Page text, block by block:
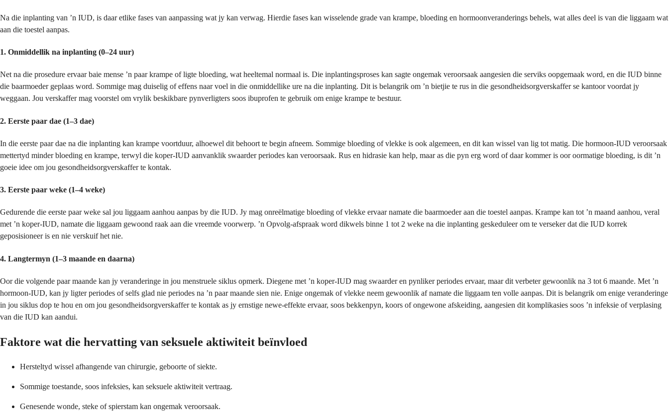
Na die inplanting van ʼn IUD, is daar etlike fases van aanpassing wat jy kan verwag. Hierdie fases kan wisselende grade van krampe, bloeding en hormoonveranderings behels, wat alles deel is van die liggaam wat
aan die toestel aanpas.
1. Onmiddellik na inplanting (0–24 uur)
Net na die prosedure ervaar baie mense ʼn paar krampe of ligte bloeding, wat heeltemal normaal is. Die inplantingsproses kan sagte ongemak veroorsaak aangesien die serviks oopgemaak word, en die IUD binne
die baarmoeder geplaas word. Sommige mag duiselig of effens naar voel in die onmiddellike ure na die inplanting. Dit is belangrik om ʼn bietjie te rus in die gesondheidsorgverskaffer se kantoor voordat jy
weggaan. Jou verskaffer mag voorstel om vrylik beskikbare pynverligters soos ibuprofen te gebruik om enige krampe te bestuur.
2. Eerste paar dae (1–3 dae)
In die eerste paar dae na die inplanting kan krampe voortduur, alhoewel dit behoort te begin afneem. Sommige bloeding of vlekke is ook algemeen, en dit kan wissel van lig tot matig. Die hormoon-IUD veroorsaak
mettertyd minder bloeding en krampe, terwyl die koper-IUD aanvanklik swaarder periodes kan veroorsaak. Rus en hidrasie kan help, maar as die pyn erg word of daar kommer is oor oormatige bloeding, is dit ʼn
goeie idee om jou gesondheidsorgverskaffer te kontak.
3. Eerste paar weke (1–4 weke)
Gedurende die eerste paar weke sal jou liggaam aanhou aanpas by die IUD. Jy mag onreëlmatige bloeding of vlekke ervaar namate die baarmoeder aan die toestel aanpas. Krampe kan tot ʼn maand aanhou, veral
met ʼn koper-IUD, namate die liggaam gewoond raak aan die vreemde voorwerp. ʼn Opvolg-afspraak word dikwels binne 1 tot 2 weke na die inplanting geskeduleer om te verseker dat die IUD korrek
geposisioneer is en nie verskuif het nie.
4. Langtermyn (1–3 maande en daarna)
Oor die volgende paar maande kan jy veranderinge in jou menstruele siklus opmerk. Diegene met ʼn koper-IUD mag swaarder en pynliker periodes ervaar, maar dit verbeter gewoonlik na 3 tot 6 maande. Met ʼn
hormoon-IUD, kan jy ligter periodes of selfs glad nie periodes na ʼn paar maande sien nie. Enige ongemak of vlekke neem gewoonlik af namate die liggaam ten volle aanpas. Dit is belangrik om enige veranderinge
in jou siklus dop te hou en om jou gesondheidsorgverskaffer te kontak as jy ernstige newe-effekte ervaar, soos bekkenpyn, koors of ongewone afskeiding, aangesien dit komplikasies soos ʼn infeksie of verplasing
van die IUD kan aandui.
Faktore wat die hervatting van seksuele aktiwiteit beïnvloed
Hersteltyd wissel afhangende van chirurgie, geboorte of siekte.
Sommige toestande, soos infeksies, kan seksuele aktiwiteit vertraag.
Genesende wonde, steke of spierstam kan ongemak veroorsaak.